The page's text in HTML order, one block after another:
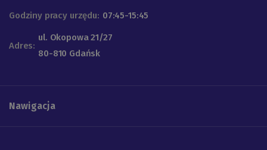
Godziny pracy urzędu: 07:45-15:45
Adres:
ul. Okopowa 21/27
80-810 Gdańsk
Nawigacja